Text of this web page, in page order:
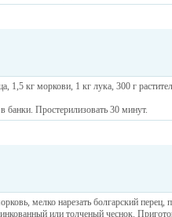
1,5 кг моркови, 1 кг лука, 300 г
банки. Простерилизовать 30 минут.
мелко нарезать болгарский перец,
или толченый чеснок.